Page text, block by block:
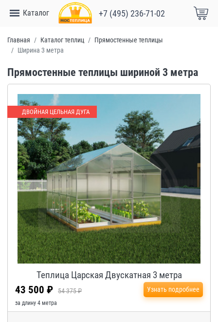
Каталог +7 (495) 236-71-02
Главная Каталог теплиц
Прямостенные теплицы
Ширина 3 метра
Прямостенные теплицы шириной 3 метра
ДВОЙНАЯ ЦЕЛЬНАЯ ДУГА
Теплица Царская Двускатная 3 метра
43 500 ₽ 54 375 ₽
за длину 4 метра
Узнать подробнее